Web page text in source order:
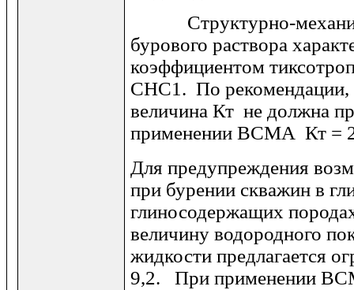
Структурно-
бурового раствора
коэффициентом
СНС1. По рекомендации,
величина Кт не должна
применении ВСМА Кт =
Для предупреждения
при бурении скважин в
глиносодержащих
величину водородного
жидкости предлагается
9,2. При применении